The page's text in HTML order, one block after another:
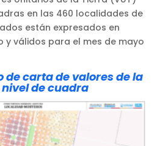
en las 460 localidades de
están expresados en
y válidos para el mes de mayo
de carta de valores de la
de cuadra